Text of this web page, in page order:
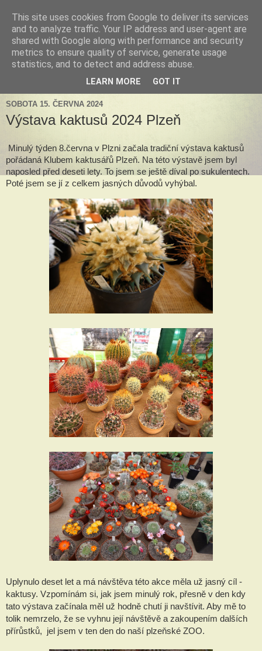
Tillandsia za okny
Tillandsie a další zelená havěť která s námi může žít v bytě,
k našim velkým radostem, nebo také starostem.
SOBOTA 15. ČERVNA 2024
Výstava kaktusů 2024 Plzeň
Minulý týden 8.června v Plzni začala tradiční výstava kaktusů
pořádaná Klubem kaktusářů Plzeň. Na této výstavě jsem byl
naposled před deseti lety. To jsem se ještě díval po sukulentech.
Poté jsem se jí z celkem jasných důvodů vyhýbal.
Uplynulo deset let a má návštěva této akce měla už jasný cíl -
kaktusy. Vzpomínám si, jak jsem minulý rok, přesně v den kdy
tato výstava začínala měl už hodně chutí ji navštívit. Aby mě to
tolik nemrzelo, že se vyhnu její návštěvě a zakoupením dalších
přírůstků, jel jsem v ten den do naší plzeňské ZOO.
This site uses cookies from Google to deliver its services
and to analyze traffic. Your IP address and user-agent are
shared with Google along with performance and security
metrics to ensure quality of service, generate usage
statistics, and to detect and address abuse.
LEARN MORE GOT IT